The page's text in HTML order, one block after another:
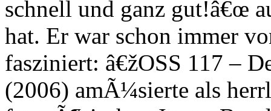
schnell und ganz gut!â€œ
hat. Er war schon immer
fasziniert: â€žOSS 117 –
(2006) amÃ¼sierte als